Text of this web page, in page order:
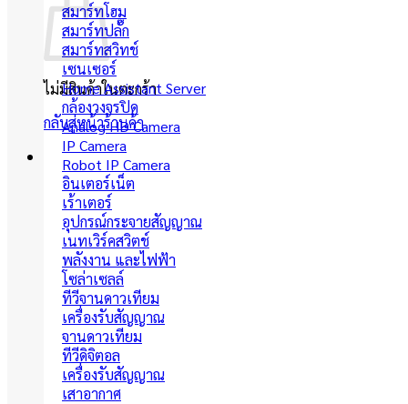
ไม่มีสินค้าในตะกร้า
กลับสู่หน้าร้านค้า
สมาร์ทโฮม
สมาร์ทปลั๊ก
สมาร์ทสวิทช์
เซนเซอร์
Home Assistant Server
กล้องวงจรปิด
Analog HD Camera
IP Camera
Robot IP Camera
อินเตอร์เน็ต
เร้าเตอร์
อุปกรณ์กระจายสัญญาณ
เนทเวิร์คสวิตช์
พลังงาน และไฟฟ้า
โซล่าเซลล์
ทีวีจานดาวเทียม
เครื่องรับสัญญาณ
จานดาวเทียม
ทีวีดิจิตอล
เครื่องรับสัญญาณ
เสาอากาศ